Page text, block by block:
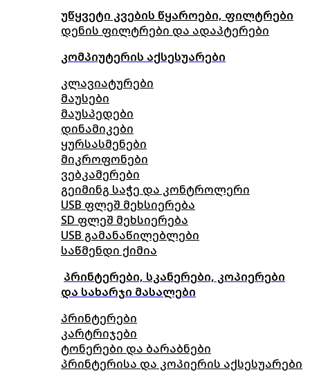
უწყვეტი კვების წყაროები, ფილტრები
დენის ფილტრები და ადაპტერები
კომპიუტერის აქსესუარები
კლავიატურები
მაუსები
მაუსპედები
დინამიკები
ყურსასმენები
მიკროფონები
ვებკამერები
გეიმინგ საჭე და კონტროლერი
USB ფლეშ მეხსიერება
SD ფლეშ მეხსიერება
USB გამანაწილებლები
საწმენდი ქიმია
პრინტერები, სკანერები, კოპიერები
და სახარჯი მასალები
პრინტერები
კარტრიჯები
ტონერები და ბარაბნები
პრინტერისა და კოპიერის აქსესუარები